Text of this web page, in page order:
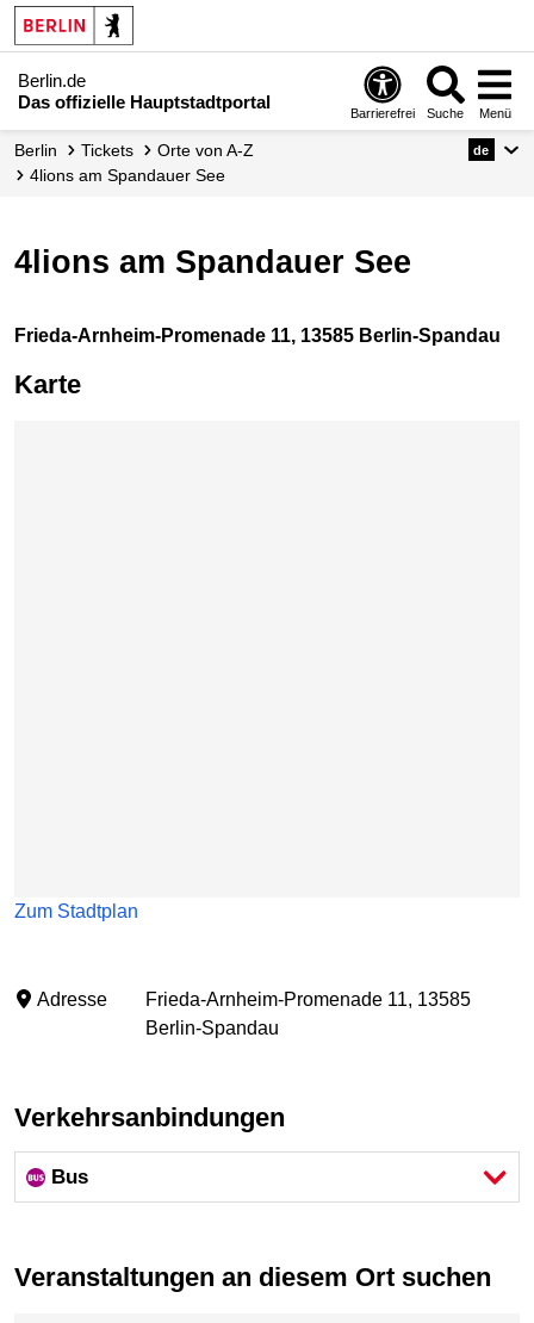
Berlin.de
Das offizielle Hauptstadtportal
Barrierefrei Suche Menü
Berlin Tickets
Orte von A-Z
4lions am Spandauer See
de
4lions am Spandauer See
Frieda-Arnheim-Promenade 11, 13585 Berlin-Spandau
Karte
Zum Stadtplan
Adresse
Frieda-Arnheim-Promenade 11, 13585
Berlin-Spandau
Verkehrsanbindungen
Bus
Veranstaltungen an diesem Ort suchen